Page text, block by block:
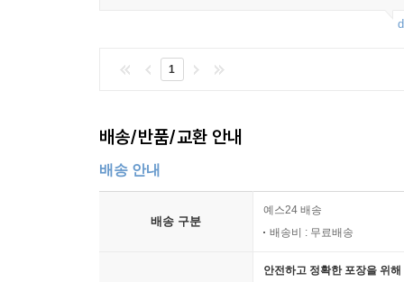
1
배송/반품/교환 안내
배송 안내
배송 구분
예스24 배송
배송비 : 무료배송
안전하고 정확한 포장을 위